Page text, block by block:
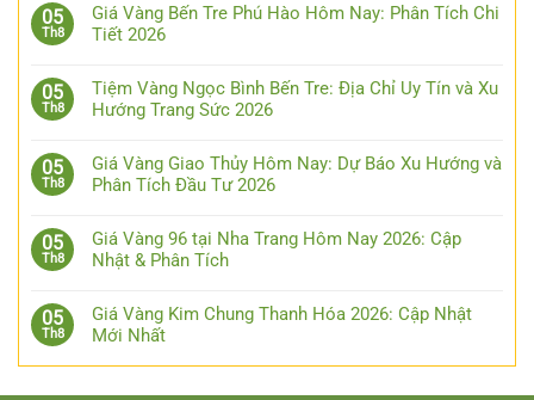
05
Th8
Giá Vàng Bến Tre Phú Hào Hôm Nay: Phân Tích Chi
Tiết 2026
05
Th8
Tiệm Vàng Ngọc Bình Bến Tre: Địa Chỉ Uy Tín và Xu
Hướng Trang Sức 2026
05
Th8
Giá Vàng Giao Thủy Hôm Nay: Dự Báo Xu Hướng và
Phân Tích Đầu Tư 2026
05
Th8
Giá Vàng 96 tại Nha Trang Hôm Nay 2026: Cập
Nhật & Phân Tích
05
Th8
Giá Vàng Kim Chung Thanh Hóa 2026: Cập Nhật
Mới Nhất